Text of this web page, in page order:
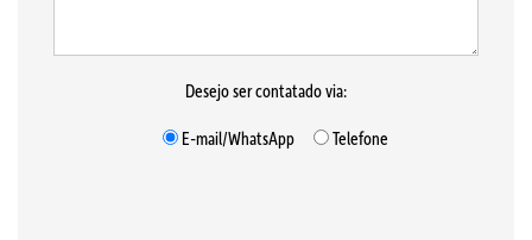
Desejo ser contatado via:
E-mail/WhatsApp
Telefone